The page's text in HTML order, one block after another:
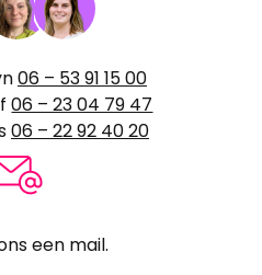
06 – 53 91 15 00
06 – 23 04 79 47
06 – 22 92 40 20
een mail.